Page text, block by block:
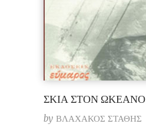
ΣΚΙΑ ΣΤΟΝ ΩΚΕΑΝΟ
by ΒΛΑΧΑΚΟΣ ΣΤΑΘΗΣ